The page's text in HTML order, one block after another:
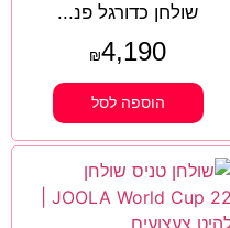
שולחן כדורגל פנ...
₪4,190
הוספה לסל